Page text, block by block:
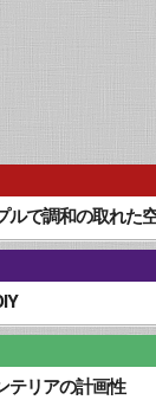
ルで調和の取れた
テリアの計画性